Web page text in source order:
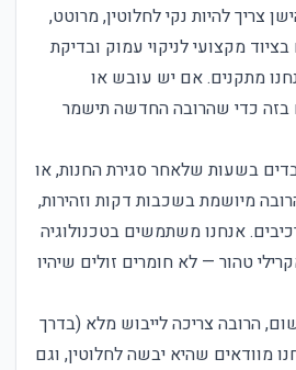
צריך להיות נקי לחלוטין, מרוטט,
מקצועי לניקוי עמוק ובדיקת
מתקנים. אם יש עובש או
בזה כדי שהרובה החדשה תישמר
בשעות שלאחר סגירת החנות, או
מיושמת בשכבות דקות וזהירות,
אנחנו משתמשים בטכנולוגיה
או אקרילי טהור — לא חומרים זולים שיהיו
הרובה צריכה לייבוש מלא (בדרך
אנחנו מוודאים שהיא יבשה לחלוטין, וגם